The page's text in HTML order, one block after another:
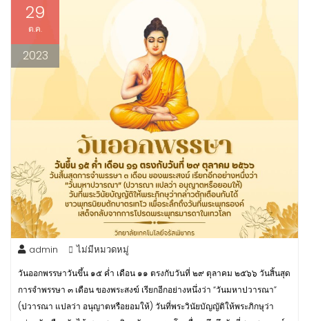
29
ต.ค.
2023
admin ไม่มีหมวดหมู่
วันออกพรรษาวันขึ้น ๑๕ ค่ำ เดือน ๑๑ ตรงกับวันที่ ๒๙ ตุลาคม ๒๕๖๖ วันสิ้นสุด
การจำพรรษา ๓ เดือน ของพระสงฆ์ เรียกอีกอย่างหนึ่งว่า “วันมหาปวารณา”
(ปวารณา แปลว่า อนุญาตหรือยอมให้) วันที่พระวินัยบัญญัติให้พระภิกษุว่า